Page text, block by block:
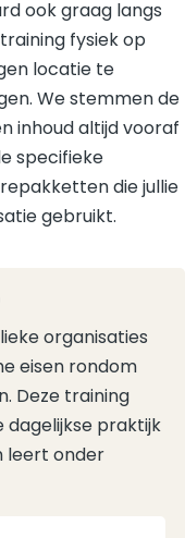
ook graag langs
fysiek op
locatie te
We stemmen de
inhoud altijd vooraf
specifieke
die jullie
gebruikt.
organisaties
eisen rondom
Deze training
dagelijkse praktijk
leert onder